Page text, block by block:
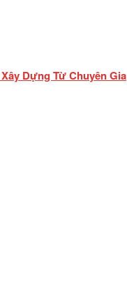
Dựng Từ Chuyên Gia